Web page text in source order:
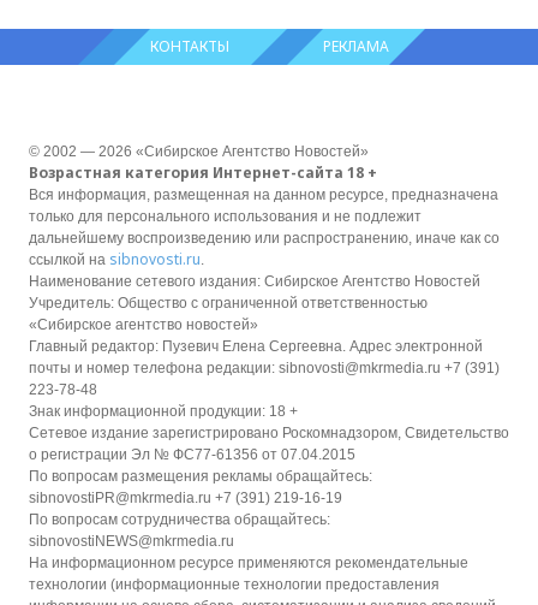
КОНТАКТЫ РЕКЛАМА
© 2002 — 2026 «Сибирское Агентство Новостей»
Возрастная категория Интернет-сайта 18 +
Вся информация, размещенная на данном ресурсе, предназначена
только для персонального использования и не подлежит
дальнейшему воспроизведению или распространению, иначе как со
ссылкой на sibnovosti.ru
Наименование сетевого издания: Сибирское Агентство Новостей
Учредитель: Общество с ограниченной ответственностью
«Сибирское агентство новостей»
Главный редактор: Пузевич Елена Сергеевна. Адрес электронной
почты и номер телефона редакции: sibnovosti@mkrmedia.ru +7 (391)
223-78-48
Знак информационной продукции: 18 +
Сетевое издание зарегистрировано Роскомнадзором, Свидетельство
о регистрации Эл № ФС77-61356 от 07.04.2015
По вопросам размещения рекламы обращайтесь:
sibnovostiPR@mkrmedia.ru +7 (391) 219-16-19
По вопросам сотрудничества обращайтесь:
sibnovostiNEWS@mkrmedia.ru
На информационном ресурсе применяются рекомендательные
технологии (информационные технологии предоставления